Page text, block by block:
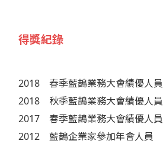
得獎紀錄
2018
春季藍鵲業務大會績優人員
2018
秋季藍鵲業務大會績優人員
2017
春季藍鵲業務大會績優人員
2012
藍鵲企業家參加年會人員